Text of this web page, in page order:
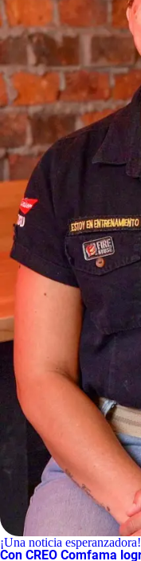
¡Una noticia esperanzadora!
Con CREO Comfama